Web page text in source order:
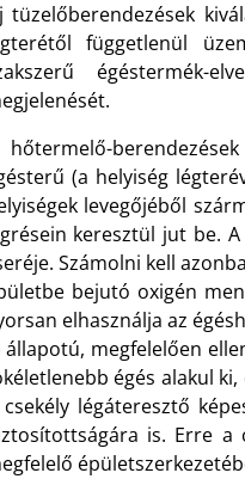
tüzelőberendezések
függetlenül
égéstermék-
hőtermelő-
(a helyiség
levegőjéből
keresztül jut be.
Számolni kell
bejutó oxigén
elhasználja az
állapotú, megfelelően
égés alakul
légáteresztő
is. Erre a